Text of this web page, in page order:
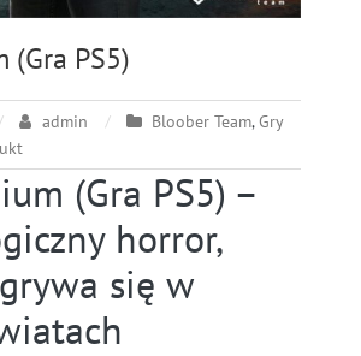
(Gra PS5)
admin Bloober Team,Gry
(Gra PS5) –
horror,
się w